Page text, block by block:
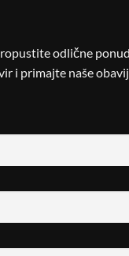
odlične
i primajte naše